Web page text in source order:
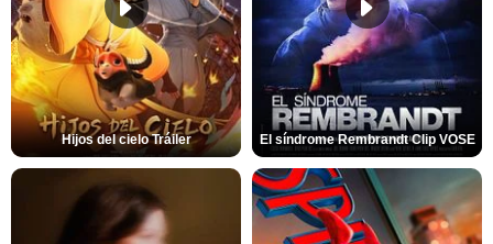
Hijos del cielo Tráiler El síndrome Rembrandt Clip VOSE